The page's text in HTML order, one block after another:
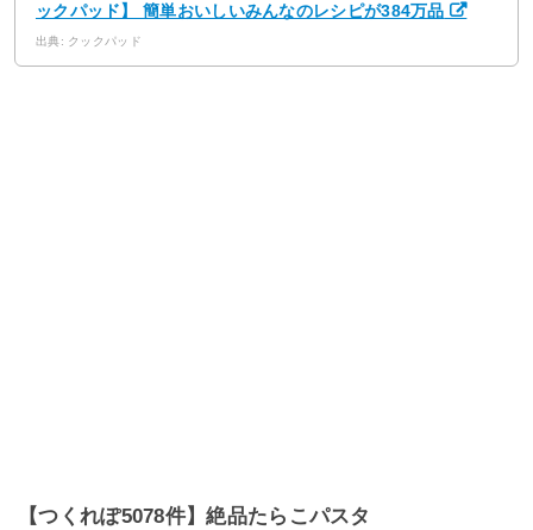
ックパッド】 簡単おいしいみんなのレシピが384万品
出典: クックパッド
【つくれぽ5078件】絶品たらこパスタ